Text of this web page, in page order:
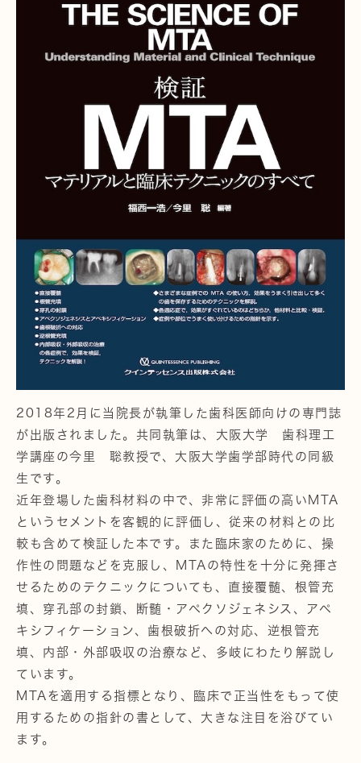
2018年2月に当院長が執筆した歯科医師向けの専門誌
が出版されました。共同執筆は、大阪大学 歯科理工
学講座の今里 聡教授で、大阪大学歯学部時代の同級
生です。
近年登場した歯科材料の中で、非常に評価の高いMTA
というセメントを客観的に評価し、従来の材料との比
較も含めて検証した本です。また臨床家のために、操
作性の問題などを克服し、MTAの特性を十分に発揮さ
せるためのテクニックについても、直接覆髄、根管充
填、穿孔部の封鎖、断髄・アペクソジェネシス、アペ
キシフィケーション、歯根破折への対応、逆根管充
填、内部・外部吸収の治療など、多岐にわたり解説し
ています。
MTAを適用する指標となり、臨床で正当性をもって使
用するための指針の書として、大きな注目を浴びてい
ます。